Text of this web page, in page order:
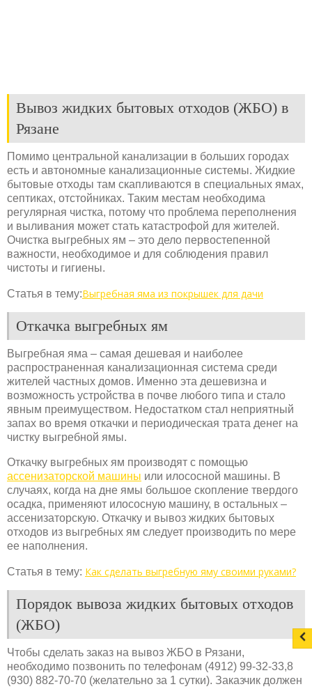
Вывоз жидких бытовых отходов (ЖБО) в
Рязане
Помимо центральной канализации в больших городах
есть и автономные канализационные системы. Жидкие
бытовые отходы там скапливаются в специальных ямах,
септиках, отстойниках. Таким местам необходима
регулярная чистка, потому что проблема переполнения
и выливания может стать катастрофой для жителей.
Очистка выгребных ям – это дело первостепенной
важности, необходимое и для соблюдения правил
чистоты и гигиены.
Статья в тему:Выгребная яма из покрышек для дачи
Откачка выгребных ям
Выгребная яма – самая дешевая и наиболее
распространенная канализационная система среди
жителей частных домов. Именно эта дешевизна и
возможность устройства в почве любого типа и стало
явным преимуществом. Недостатком стал неприятный
запах во время откачки и периодическая трата денег на
чистку выгребной ямы.
Откачку выгребных ям производят с помощью
ассенизаторской машины или илососной машины. В
случаях, когда на дне ямы большое скопление твердого
осадка, применяют илососную машину, в остальных –
ассенизаторскую. Откачку и вывоз жидких бытовых
отходов из выгребных ям следует производить по мере
ее наполнения.
Статья в тему: Как сделать выгребную яму своими руками?
Порядок вывоза жидких бытовых отходов
(ЖБО)
Чтобы сделать заказ на вывоз ЖБО в Рязани,
необходимо позвонить по телефонам (4912) 99-32-33,8
(930) 882-70-70 (желательно за 1 сутки). Заказчик должен